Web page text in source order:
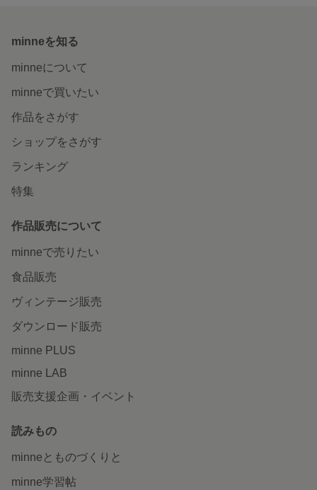
minneを知る
minneについて
minneで買いたい
作品をさがす
ショップをさがす
ランキング
特集
作品販売について
minneで売りたい
食品販売
ヴィンテージ販売
ダウンロード販売
minne PLUS
minne LAB
販売支援企画・イベント
読みもの
minneとものづくりと
minne学習帖